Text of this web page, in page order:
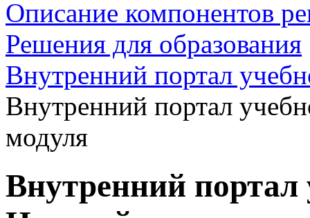
Описание компонентов
Решения для образования
Внутренний портал
Внутренний портал
модуля
Внутренний портал